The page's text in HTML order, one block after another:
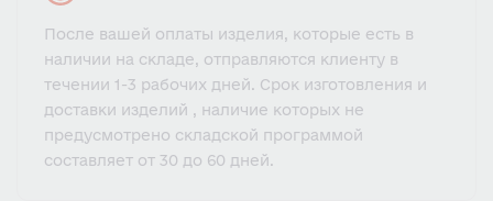
После вашей оплаты изделия, которые есть в
наличии на складе, отправляются клиенту в
течении 1-3 рабочих дней. Срок изготовления и
доставки изделий , наличие которых не
предусмотрено складской программой
составляет от 30 до 60 дней.